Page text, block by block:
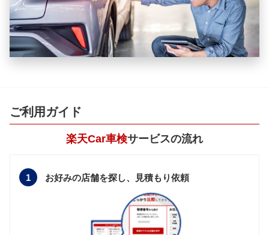
ご利用ガイド
楽天Car車検サービスの流れ
1 お好みの店舗を探し、 見積もり依頼